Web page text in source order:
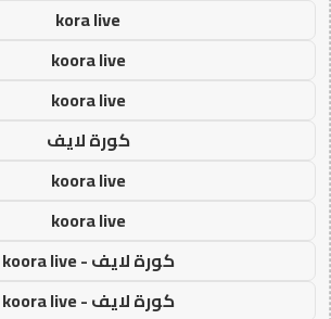
kora live
koora live
koora live
كورة لايف
koora live
koora live
كورة لايف - koora live
كورة لايف - koora live